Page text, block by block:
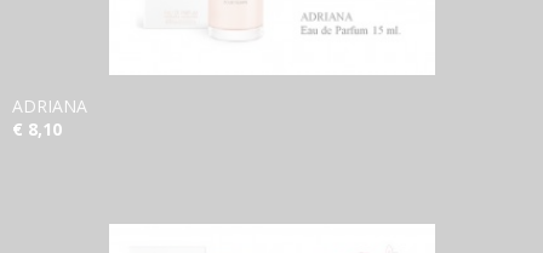
ADRIANA
€ 8,10